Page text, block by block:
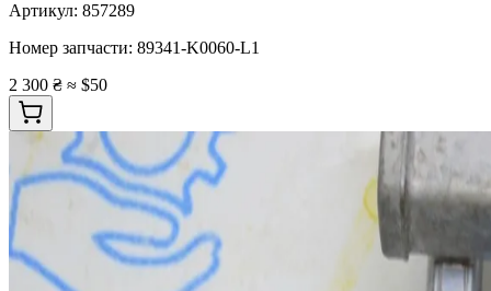
Артикул: 857289
Номер запчасти: 89341-K0060-L1
2 300 ₴ ≈ $50